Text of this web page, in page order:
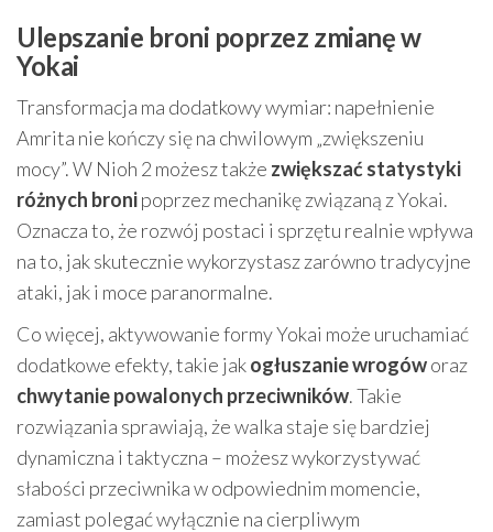
Ulepszanie broni poprzez zmianę w
Yokai
Transformacja ma dodatkowy wymiar: napełnienie
Amrita nie kończy się na chwilowym „zwiększeniu
mocy”. W Nioh 2 możesz także zwiększać statystyki
różnych bronipoprzez mechanikę związaną z Yokai.
Oznacza to, że rozwój postaci i sprzętu realnie wpływa
na to, jak skutecznie wykorzystasz zarówno tradycyjne
ataki, jak i moce paranormalne.
Co więcej, aktywowanie formy Yokai może uruchamiać
dodatkowe efekty, takie jakogłuszanie wrogóworaz
chwytanie powalonych przeciwników. Takie
rozwiązania sprawiają, że walka staje się bardziej
dynamiczna i taktyczna – możesz wykorzystywać
słabości przeciwnika w odpowiednim momencie,
zamiast polegać wyłącznie na cierpliwym